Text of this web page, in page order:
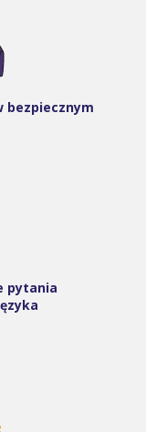
bezpiecznym
pytania